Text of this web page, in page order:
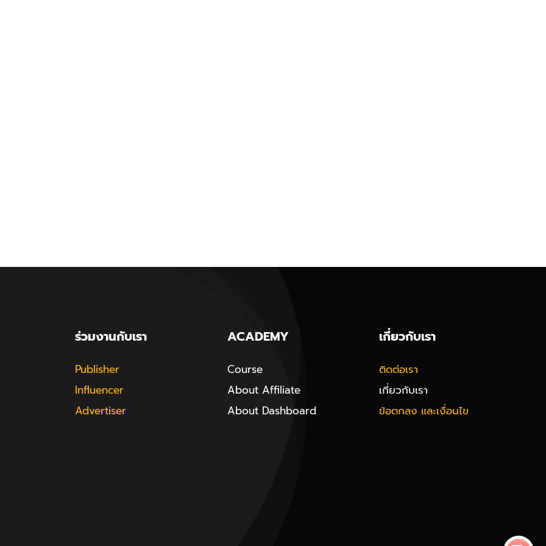
ร่วมงานกับเรา
Publisher
Influencer
Advertiser
ACADEMY
Course
About Affiliate
About Dashboard
เกี่ยวกับเรา
ติดต่อเรา
เกี่ยวกับเรา
ข้อตกลง และเงื่อนไข